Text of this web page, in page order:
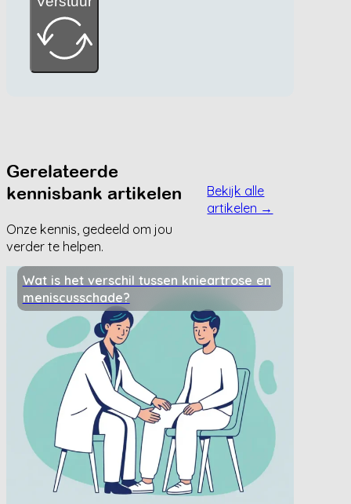
Gerelateerde
kennisbank artikelen
Onze kennis, gedeeld om jou
verder te helpen.
Bekijk alle
artikelen →
Wat is het verschil tussen knieartrose en
meniscusschade?